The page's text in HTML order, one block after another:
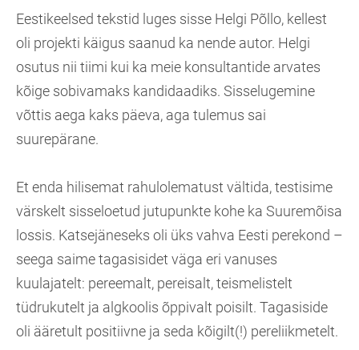
Eestikeelsed tekstid luges sisse Helgi Põllo, kellest
oli projekti käigus saanud ka nende autor. Helgi
osutus nii tiimi kui ka meie konsultantide arvates
kõige sobivamaks kandidaadiks. Sisselugemine
võttis aega kaks päeva, aga tulemus sai
suurepärane.
Et enda hilisemat rahulolematust vältida, testisime
värskelt sisseloetud jutupunkte kohe ka Suuremõisa
lossis. Katsejäneseks oli üks vahva Eesti perekond –
seega saime tagasisidet väga eri vanuses
kuulajatelt: pereemalt, pereisalt, teismelistelt
tüdrukutelt ja algkoolis õppivalt poisilt. Tagasiside
oli ääretult positiivne ja seda kõigilt(!) pereliikmetelt.